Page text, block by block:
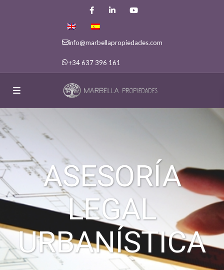
info@marbellapropiedades.com
+34 637 396 161
ASESORÍA
LEGAL
URBANÍSTICA